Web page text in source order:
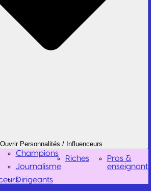
Ouvrir Personnalités / Influenceurs
Champions
Journalisme
Dirigeants
Riches
Pros &
enseignants